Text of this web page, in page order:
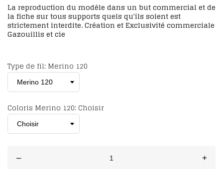
La reproduction du modèle dans un but commercial et de
la fiche sur tous supports quels qu'ils soient est
strictement interdite. Création et Exclusivité commerciale
Gazouillis et cie
Type de fil: Merino 120
Coloris Merino 120: Choisir
– +